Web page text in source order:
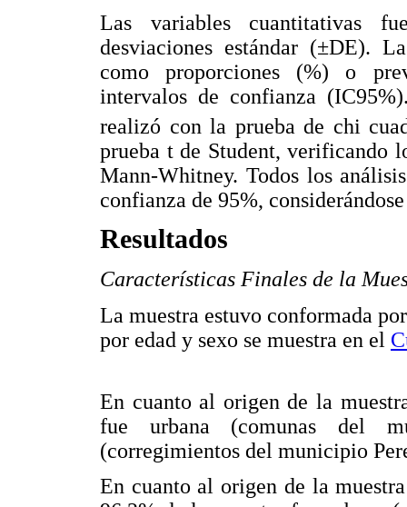
Las variables cuantitativas
desviaciones estándar (±DE).
como proporciones (%) o
intervalos de confianza
realizó con la prueba de chi
prueba t de Student, verificando
Mann-Whitney. Todos los
confianza de 95%,
Resultados
Características Finales de la
La muestra estuvo conformada
por edad y sexo se muestra en el
En cuanto al origen de la
fue urbana (comunas del
(corregimientos del municipio
En cuanto al origen de la